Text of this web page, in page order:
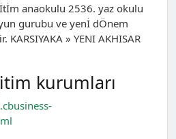
anaokulu 2536. yaz okulu
gurubu ve yenİ dÖnem
» YENI AKHISAR
kurumları